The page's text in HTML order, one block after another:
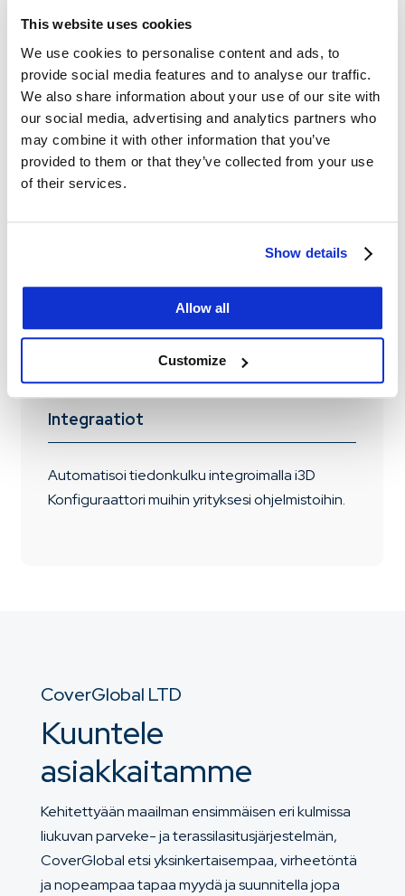
This website uses cookies
We use cookies to personalise content and ads, to
provide social media features and to analyse our traffic.
We also share information about your use of our site with
our social media, advertising and analytics partners who
may combine it with other information that you’ve
provided to them or that they’ve collected from your use
of their services.
Show details
Allow all
Customize
B2C Konfiguraattori
Myy konfiguroitavia tuotteita nettisivullasi tai
Integraatiot
Automatisoi tiedonkulku integroimalla i3D
Konfiguraattori muihin yrityksesi ohjelmistoihin.
CoverGlobal LTD
Kuuntele
asiakkaitamme
Kehitettyään maailman ensimmäisen eri kulmissa
liukuvan parveke- ja terassilasitusjärjestelmän,
CoverGlobal etsi yksinkertaisempaa, virheetöntä
ja nopeampaa tapaa myydä ja suunnitella jopa